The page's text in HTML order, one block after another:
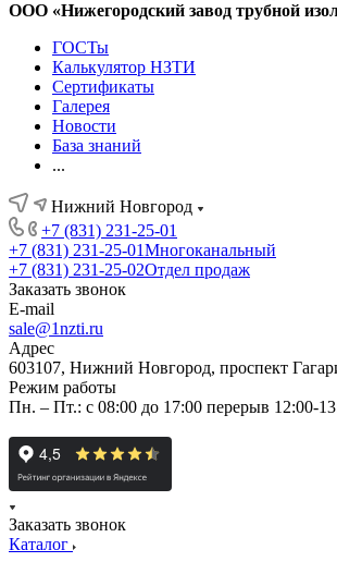
ООО «Нижегородский завод трубной
ГОСТы
Калькулятор НЗТИ
Сертификаты
Галерея
Новости
База знаний
...
Нижний Новгород
+7 (831) 231-25-01
+7 (831) 231-25-01Многоканальный
+7 (831) 231-25-02Отдел продаж
Заказать звонок
E-mail
sale@1nzti.ru
Адрес
603107, Нижний Новгород, проспект
Режим работы
Пн. – Пт.: с 08:00 до 17:00 перерыв 12:00-
Заказать звонок
Каталог